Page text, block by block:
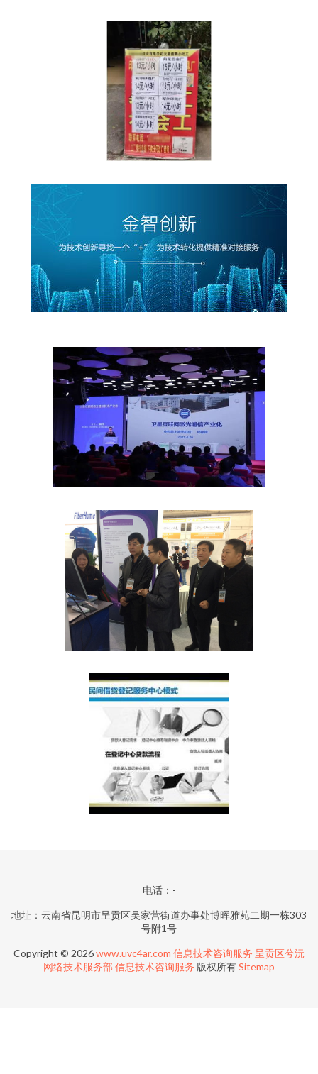
电话：-
地址：云南省昆明市呈贡区吴家营街道办事处博晖雅苑二期一栋303
号附1号
Copyright © 2026www.uvc4ar.com 信息技术咨询服务 呈贡区兮沅
网络技术服务部 信息技术咨询服务 版权所有Sitemap